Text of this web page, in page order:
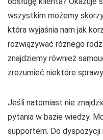
wszystkim możemy
która wyjaśnia nam jak
rozwiązywać różnego
znajdziemy również
zrozumieć niektóre
Jeśli natomiast nie
pytania w bazie wiedzy.
supportem. Do